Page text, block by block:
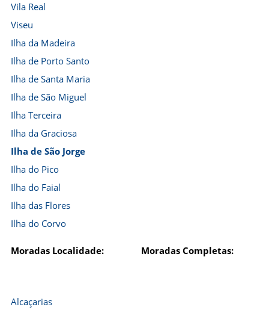
Vila Real
Viseu
Ilha da Madeira
Ilha de Porto Santo
Ilha de Santa Maria
Ilha de São Miguel
Ilha Terceira
Ilha da Graciosa
Ilha de São Jorge
Ilha do Pico
Ilha do Faial
Ilha das Flores
Ilha do Corvo
Moradas Localidade: Moradas Completas:
Alcaçarias